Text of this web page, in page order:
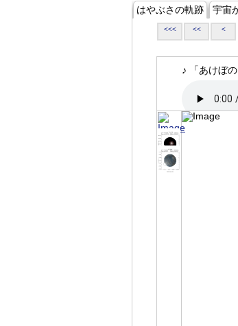
はやぶさの軌跡 宇宙
<<< << <
♪ 「あけぼの